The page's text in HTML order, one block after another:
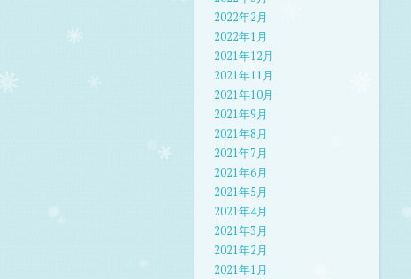
2022年2月
2022年1月
2021年12月
2021年11月
2021年10月
2021年9月
2021年8月
2021年7月
2021年6月
2021年5月
2021年4月
2021年3月
2021年2月
2021年1月